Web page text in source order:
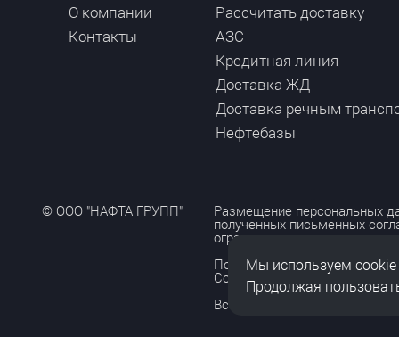
О компании
Контакты
Рассчитать доставку
АЗС
Кредитная линия
Доставка ЖД
Доставка речным
Нефтебазы
© ООО "НАФТА ГРУПП" Размещение персональных
полученных письменных
ограничено и допускается
Политика обработки
Согласие на обработку
Все права защищены
Мы используем cookie
Продолжая